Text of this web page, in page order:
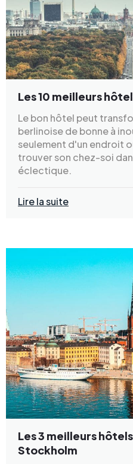
Les 10 meilleurs
Le bon hôtel peut
berlinoise de bonne à
seulement d'un endroit
trouver son chez-soi
éclectique.
Lire la suite
Les 3 meilleurs
Stockholm